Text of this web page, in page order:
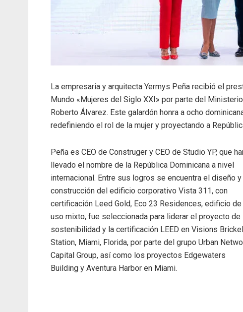
La empresaria y arquitecta Yermys Peña recibió el
Mundo «Mujeres del Siglo XXI» por parte del
Roberto Álvarez. Este galardón honra a ocho
redefiniendo el rol de la mujer y proyectando a
Peña es CEO de Construger y CEO de Studio YP, que
llevado el nombre de la República Dominicana a nivel
internacional. Entre sus logros se encuentra el diseño y
construcción del edificio corporativo Vista 311, con
certificación Leed Gold, Eco 23 Residences, edificio de
uso mixto, fue seleccionada para liderar el proyecto de
sostenibilidad y la certificación LEED en Visions Brickell
Station, Miami, Florida, por parte del grupo Urban
Capital Group, así como los proyectos Edgewaters
Building y Aventura Harbor en Miami.